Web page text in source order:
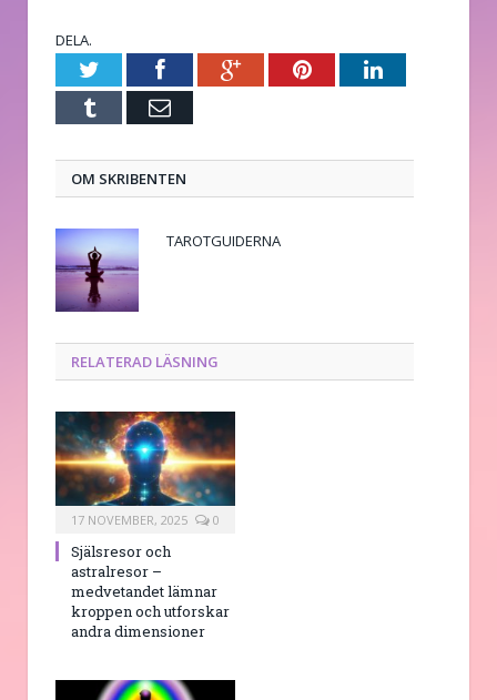
DELA.
TwitterFacebookGoogle+PinterestLinkedIn
Tumblr E-
OM SKRIBENTEN
TAROTGUIDERNA
RELATERAD LÄSNING
17 NOVEMBER, 2025 0
Själsresor och
astralresor –
medvetandet lämnar
kroppen och utforskar
andra dimensioner